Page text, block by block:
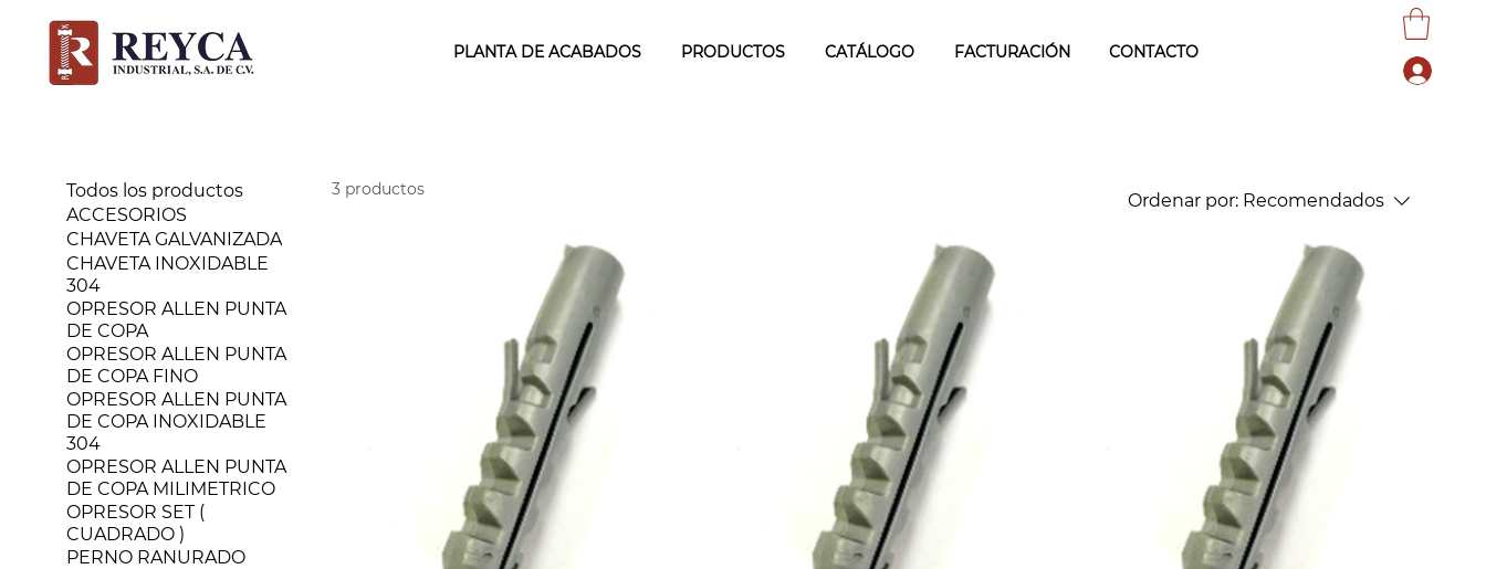
PLANTA DE ACABADOS PRODUCTOS CATÁLOGO FACTURACIÓN CONTACTO
Todos los productos
ACCESORIOS
CHAVETA GALVANIZADA
CHAVETA INOXIDABLE
304
OPRESOR ALLEN PUNTA
DE COPA
OPRESOR ALLEN PUNTA
DE COPA FINO
OPRESOR ALLEN PUNTA
DE COPA INOXIDABLE
304
OPRESOR ALLEN PUNTA
DE COPA MILIMETRICO
OPRESOR SET (
CUADRADO )
PERNO RANURADO
3 productos
Ordenar por: Recomendados